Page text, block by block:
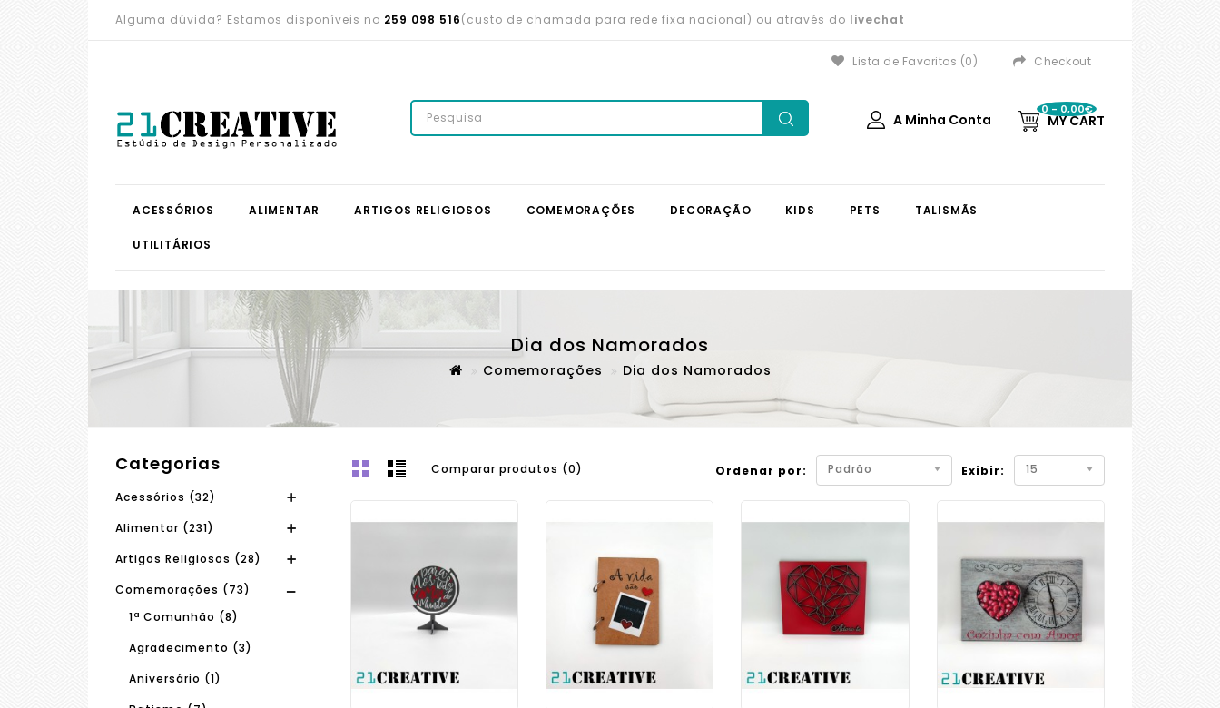
Alguma dúvida? Estamos disponíveis no 259 098 516(custo de chamada para rede fixa nacional) ou através do livechat
Lista de Favoritos (0) Checkout
MY CART
0 - 0,00€
A Minha Conta
ACESSÓRIOS ALIMENTAR ARTIGOS RELIGIOSOS COMEMORAÇÕES DECORAÇÃO KIDS PETS TALISMÃS
UTILITÁRIOS
Dia dos Namorados
Comemorações Dia dos Namorados
Categorias
Acessórios (32)
Alimentar (231)
Artigos Religiosos (28)
Comemorações (73)
1ª Comunhão (8)
Agradecimento (3)
Aniversário (1)
Comparar produtos (0) Ordenar por: Padrão Exibir: 15